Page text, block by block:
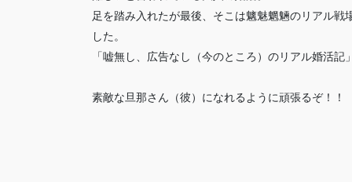
足を踏み入れたが最後、そこは魑魅魍魎のリアル戦
した。
「嘘無し、広告なし（今のところ）のリアル婚活記
素敵な旦那さん（彼）になれるように頑張るぞ！！